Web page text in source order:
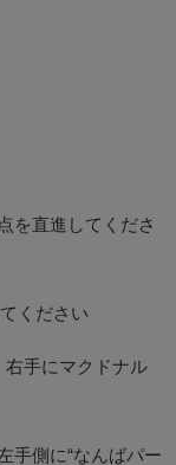
を直進してくださ
ください
右手にマクドナル
手側に“なんばパー